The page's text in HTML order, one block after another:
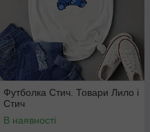
Футболка Стич. Товари Лило і
Стич
В наявності